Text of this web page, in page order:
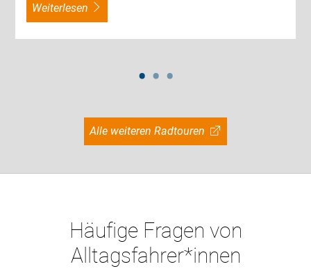
weiterlesen
Alle weiteren Radtouren
Häufige Fragen von
Alltagsfahrer*innen